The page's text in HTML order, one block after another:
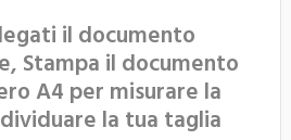
il documento
Stampa il documento
A4 per misurare la
la tua taglia